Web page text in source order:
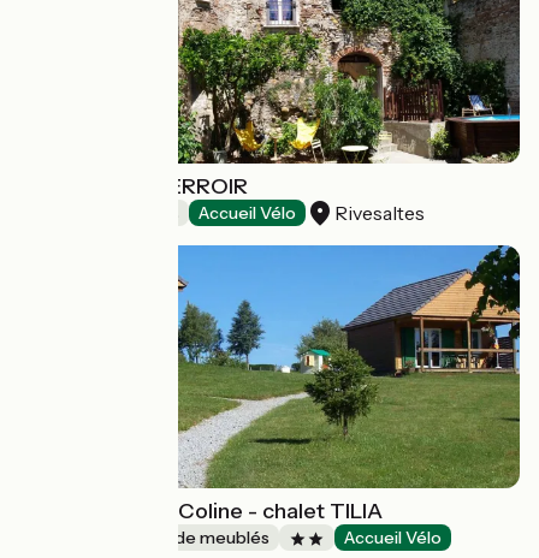
LA TOUR DU TERROIR
Accueil Vélo Rivesaltes
Les Maisons de Coline - chalet TILIA
Gîtes et locations de meublés Accueil Vélo